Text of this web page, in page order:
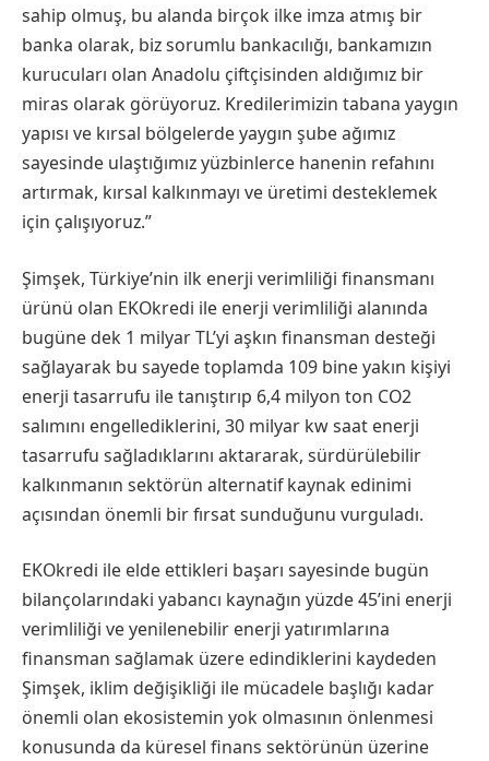
sahip olmuş, bu alanda birçok ilke imza atmış bir
banka olarak, biz sorumlu bankacılığı, bankamızın
kurucuları olan Anadolu çiftçisinden aldığımız bir
miras olarak görüyoruz. Kredilerimizin tabana yaygın
yapısı ve kırsal bölgelerde yaygın şube ağımız
sayesinde ulaştığımız yüzbinlerce hanenin refahını
artırmak, kırsal kalkınmayı ve üretimi desteklemek
için çalışıyoruz.”
Şimşek, Türkiye’nin ilk enerji verimliliği finansmanı
ürünü olan EKOkredi ile enerji verimliliği alanında
bugüne dek 1 milyar TL’yi aşkın finansman desteği
sağlayarak bu sayede toplamda 109 bine yakın kişiyi
enerji tasarrufu ile tanıştırıp 6,4 milyon ton CO2
salımını engellediklerini, 30 milyar kw saat enerji
tasarrufu sağladıklarını aktararak, sürdürülebilir
kalkınmanın sektörün alternatif kaynak edinimi
açısından önemli bir fırsat sunduğunu vurguladı.
EKOkredi ile elde ettikleri başarı sayesinde bugün
bilançolarındaki yabancı kaynağın yüzde 45’ini enerji
verimliliği ve yenilenebilir enerji yatırımlarına
finansman sağlamak üzere edindiklerini kaydeden
Şimşek, iklim değişikliği ile mücadele başlığı kadar
önemli olan ekosistemin yok olmasının önlenmesi
konusunda da küresel finans sektörünün üzerine